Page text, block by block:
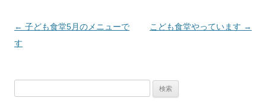
投
稿
← 子ども食堂5月のメニューで
す
こども食堂やっています →